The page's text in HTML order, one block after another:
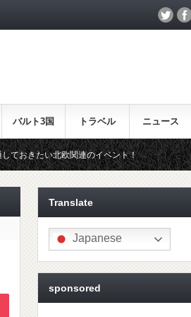
バルト3国 トラベル ニュース
のイベント！ 北欧らしいギフト
Translate
Japanese
sponsored